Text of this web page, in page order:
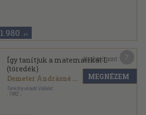
1.980 ,-Ft
Így tanítjuk a matematikát I.
(töredék)
Demeter Andrásné ...
Tankönyvkiadó Vállalat
1982
Kapható pont:
MEGNÉZEM